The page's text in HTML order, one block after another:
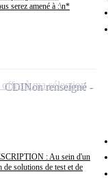
serez amené à :\n*
: Au sein d'un
de solutions de test et de
CDINon renseigné
à ma sélection